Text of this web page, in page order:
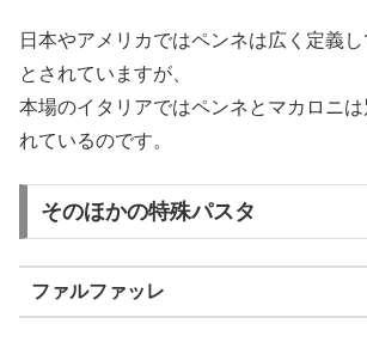
日本やアメリカではペンネは広く定義
とされていますが、
本場のイタリアではペンネとマカロニ
れているのです。
そのほかの特殊パスタ
ファルファッレ